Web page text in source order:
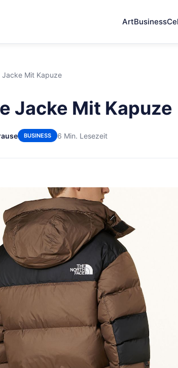
ArtBusiness
Mit Kapuze
Jacke Mit Kapuze
BUSINESS 6 Min. Lesezeit